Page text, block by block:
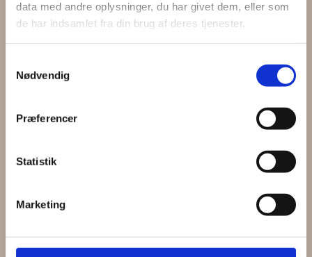
data med andre oplysninger, du har givet dem, eller som
de har indsamlet fra din brug af deres tjenester.
Nødvendig
Præferencer
Statistik
Marketing